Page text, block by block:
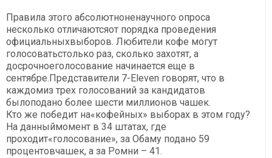
Правила этого абсолютноненаучного опроса
несколько отличаютсяот порядка проведения
официальныхвыборов. Любители кофе могут
голосоватьстолько раз, сколько захотят, а
досрочноеголосование начинается еще в
сентябре.Представители 7-Eleven говорят, что в
каждомиз трех голосований за кандидатов
былоподано более шести миллионов чашек.
Кто же победит на«кофейных» выборах в этом году?
На данныймомент в 34 штатах, где
проходит«голосование», за Обаму подано 59
процентовчашек, а за Ромни – 41.